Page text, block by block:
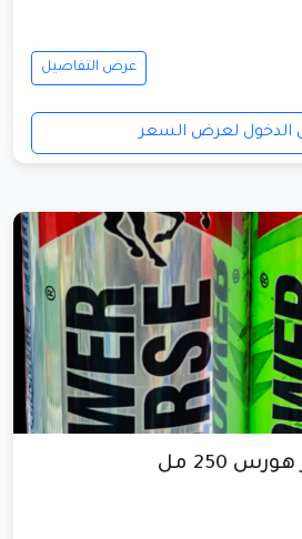
عرض التفاصيل
لعرض السعر
250 مل